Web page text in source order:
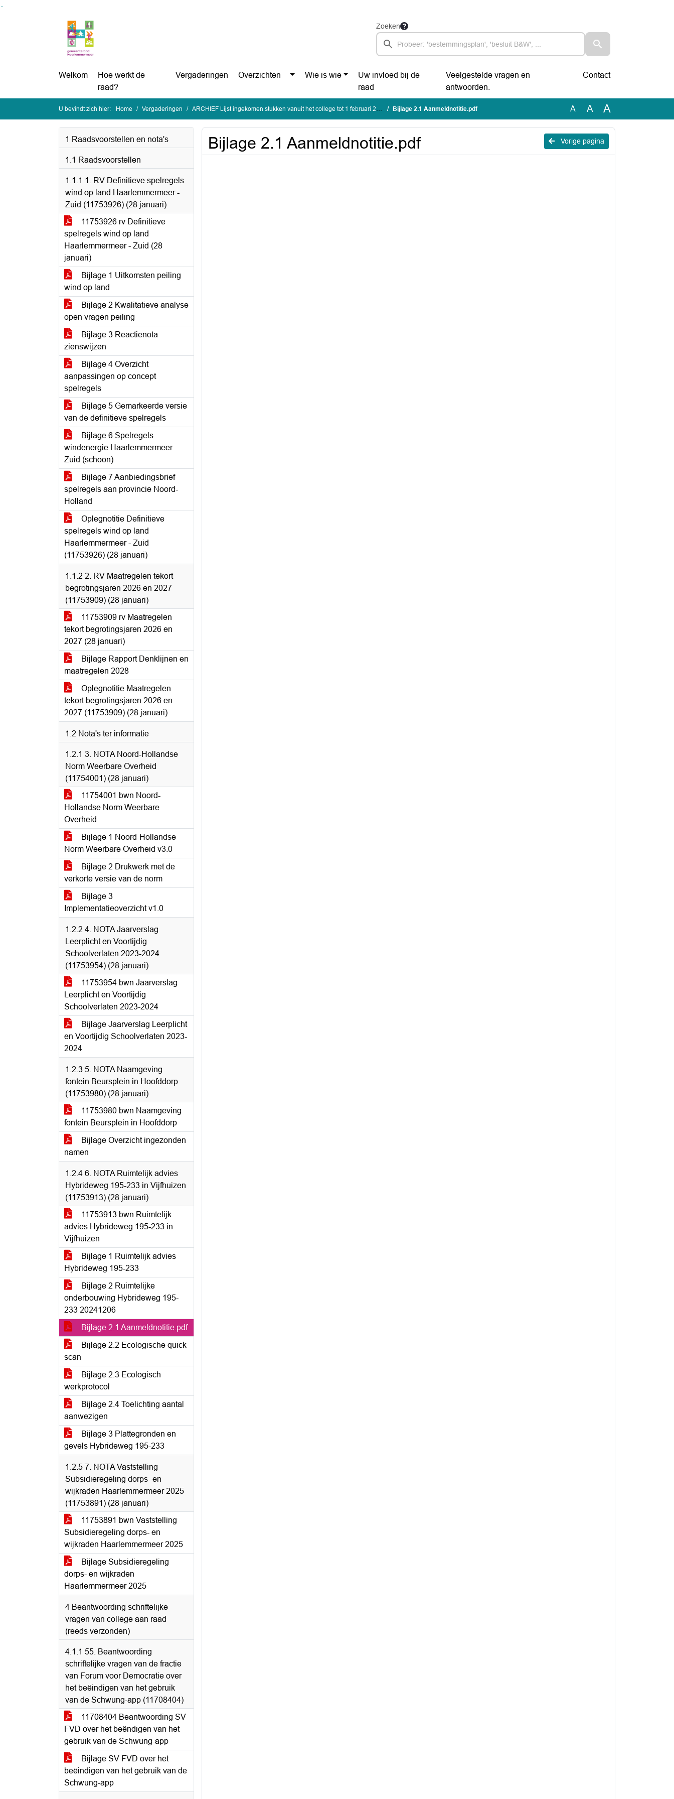
Zoeken
Welkom
Hoe werkt de
raad?
Vergaderingen Overzichten Wie is wie
Uw invloed bij de
raad
Veelgestelde vragen en
antwoorden.
Contact
U bevindt zich hier: Home Vergaderingen ARCHIEF Lijst ingekomen stukken vanuit het college tot 1 februari 2025 (maandag 3 februari 2025) Bijlage 2.1 Aanmeldnotitie.pdf A A A
1 Raadsvoorstellen en nota's
1.1 Raadsvoorstellen
1.1.1 1. RV Definitieve spelregels
wind op land Haarlemmermeer -
Zuid (11753926) (28 januari)
11753926 rv Definitieve
spelregels wind op land
Haarlemmermeer - Zuid (28
januari)
Bijlage 1 Uitkomsten peiling
wind op land
Bijlage 2 Kwalitatieve analyse
open vragen peiling
Bijlage 3 Reactienota
zienswijzen
Bijlage 4 Overzicht
aanpassingen op concept
spelregels
Bijlage 5 Gemarkeerde versie
van de definitieve spelregels
Bijlage 6 Spelregels
windenergie Haarlemmermeer
Zuid (schoon)
Bijlage 7 Aanbiedingsbrief
spelregels aan provincie Noord-
Holland
Oplegnotitie Definitieve
spelregels wind op land
Haarlemmermeer - Zuid
(11753926) (28 januari)
1.1.2 2. RV Maatregelen tekort
begrotingsjaren 2026 en 2027
(11753909) (28 januari)
11753909 rv Maatregelen
tekort begrotingsjaren 2026 en
2027 (28 januari)
Bijlage Rapport Denklijnen en
maatregelen 2028
Oplegnotitie Maatregelen
tekort begrotingsjaren 2026 en
2027 (11753909) (28 januari)
1.2 Nota's ter informatie
1.2.1 3. NOTA Noord-Hollandse
Norm Weerbare Overheid
(11754001) (28 januari)
11754001 bwn Noord-
Hollandse Norm Weerbare
Overheid
Bijlage 1 Noord-Hollandse
Norm Weerbare Overheid v3.0
Bijlage 2 Drukwerk met de
verkorte versie van de norm
Bijlage 3
Implementatieoverzicht v1.0
1.2.2 4. NOTA Jaarverslag
Leerplicht en Voortijdig
Schoolverlaten 2023-2024
(11753954) (28 januari)
11753954 bwn Jaarverslag
Leerplicht en Voortijdig
Schoolverlaten 2023-2024
Bijlage Jaarverslag Leerplicht
en Voortijdig Schoolverlaten 2023-
2024
1.2.3 5. NOTA Naamgeving
fontein Beursplein in Hoofddorp
(11753980) (28 januari)
11753980 bwn Naamgeving
fontein Beursplein in Hoofddorp
Bijlage Overzicht ingezonden
namen
1.2.4 6. NOTA Ruimtelijk advies
Hybrideweg 195-233 in Vijfhuizen
(11753913) (28 januari)
11753913 bwn Ruimtelijk
advies Hybrideweg 195-233 in
Vijfhuizen
Bijlage 1 Ruimtelijk advies
Hybrideweg 195-233
Bijlage 2 Ruimtelijke
onderbouwing Hybrideweg 195-
233 20241206
Bijlage 2.1 Aanmeldnotitie.pdf
Bijlage 2.2 Ecologische quick
scan
Bijlage 2.3 Ecologisch
werkprotocol
Bijlage 2.4 Toelichting aantal
aanwezigen
Bijlage 3 Plattegronden en
gevels Hybrideweg 195-233
1.2.5 7. NOTA Vaststelling
Subsidieregeling dorps- en
wijkraden Haarlemmermeer 2025
(11753891) (28 januari)
11753891 bwn Vaststelling
Subsidieregeling dorps- en
wijkraden Haarlemmermeer 2025
Bijlage Subsidieregeling
dorps- en wijkraden
Haarlemmermeer 2025
4 Beantwoording schriftelijke
vragen van college aan raad
(reeds verzonden)
4.1.1 55. Beantwoording
schriftelijke vragen van de fractie
van Forum voor Democratie over
het beëindigen van het gebruik
van de Schwung-app (11708404)
11708404 Beantwoording SV
FVD over het beëndigen van het
gebruik van de Schwung-app
Bijlage SV FVD over het
beëindigen van het gebruik van de
Schwung-app
Vorige pagina
Bijlage 2.1 Aanmeldnotitie.pdf